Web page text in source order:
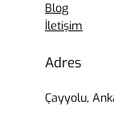
Blog
İletişim
Adres
Çayyolu,